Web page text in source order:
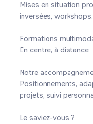
Mises en situation
inversées,
Formations
En centre, à distance
Notre
Positionnements,
projets, suivi
Le saviez-vous ?